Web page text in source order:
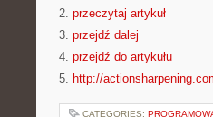
2. przeczytaj artykuł
3. przejdź dalej
4. przejdź do artykułu
5. http://
CATEGORIES: